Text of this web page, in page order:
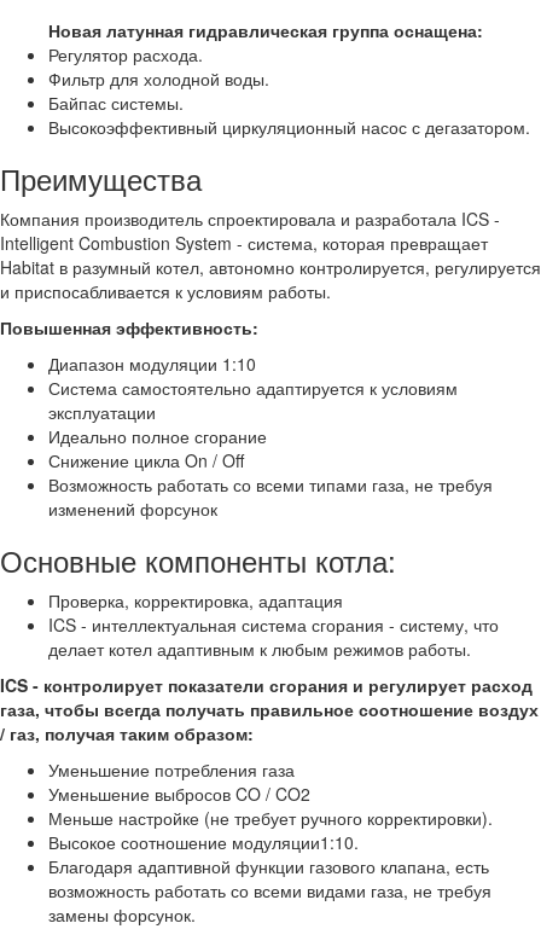
Новая латунная гидравлическая группа оснащена:
Регулятор расхода.
Фильтр для холодной воды.
Байпас системы.
Высокоэффективный циркуляционный насос с дегазатором.
Преимущества
Компания производитель спроектировала и разработала ICS -
Intelligent Combustion System - система, которая превращает
Habitat в разумный котел, автономно контролируется, регулируется
и приспосабливается к условиям работы.
Повышенная эффективность:
Диапазон модуляции 1:10
Система самостоятельно адаптируется к условиям
эксплуатации
Идеально полное сгорание
Снижение цикла On / Off
Возможность работать со всеми типами газа, не требуя
изменений форсунок
Основные компоненты котла:
Проверка, корректировка, адаптация
ICS - интеллектуальная система сгорания - систему, что
делает котел адаптивным к любым режимов работы.
ICS - контролирует показатели сгорания и регулирует расход
газа, чтобы всегда получать правильное соотношение воздух
/ газ, получая таким образом:
Уменьшение потребления газа
Уменьшение выбросов CO / CO2
Меньше настройке (не требует ручного корректировки).
Высокое соотношение модуляции1:10.
Благодаря адаптивной функции газового клапана, есть
возможность работать со всеми видами газа, не требуя
замены форсунок.